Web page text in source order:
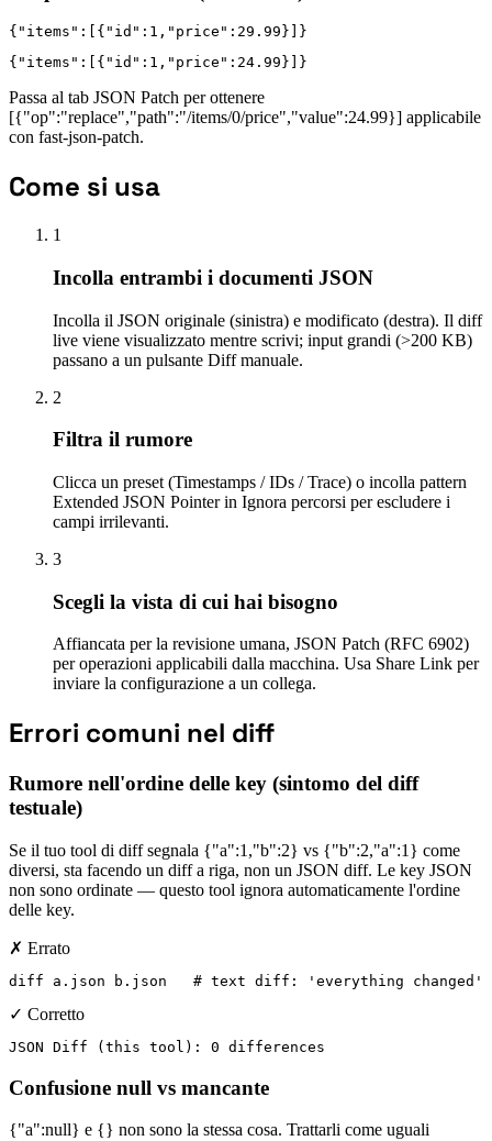
{"items":[{"id":1,"price":29.99}]}
{"items":[{"id":1,"price":24.99}]}
Passa al tab JSON Patch per ottenere
[{"op":"replace","path":"/items/0/price","value":24.99}] applicabile
con fast-json-patch.
Come si usa
1
Incolla entrambi i documenti JSON
Incolla il JSON originale (sinistra) e modificato (destra). Il diff
live viene visualizzato mentre scrivi; input grandi (>200 KB)
passano a un pulsante Diff manuale.
2
Filtra il rumore
Clicca un preset (Timestamps / IDs / Trace) o incolla pattern
Extended JSON Pointer in Ignora percorsi per escludere i
campi irrilevanti.
3
Scegli la vista di cui hai bisogno
Affiancata per la revisione umana, JSON Patch (RFC 6902)
per operazioni applicabili dalla macchina. Usa Share Link per
inviare la configurazione a un collega.
Errori comuni nel diff
Rumore nell'ordine delle key (sintomo del diff
testuale)
Se il tuo tool di diff segnala {"a":1,"b":2} vs {"b":2,"a":1} come
diversi, sta facendo un diff a riga, non un JSON diff. Le key JSON
non sono ordinate — questo tool ignora automaticamente l'ordine
delle key.
✗ Errato
diff a.json b.json   # text diff: 'everything changed'
✓ Corretto
JSON Diff (this tool): 0 differences
Confusione null vs mancante
{"a":null} e {} non sono la stessa cosa. Trattarli come uguali